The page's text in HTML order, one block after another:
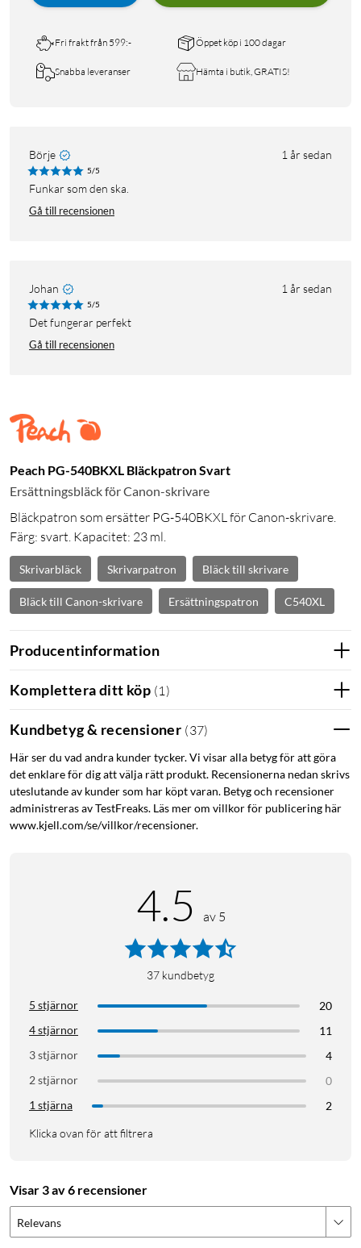
Fri frakt från 599:- Öppet köp i 100 dagar
Snabba leveranser Hämta i butik, GRATIS!
Börje 1 år sedan
5/5
Funkar som den ska.
Gå till recensionen
Johan 1 år sedan
5/5
Det fungerar perfekt
Gå till recensionen
Peach PG-540BKXL Bläckpatron Svart
Ersättningsbläck för Canon-skrivare
Bläckpatron som ersätter PG-540BKXL för Canon-skrivare.
Färg: svart. Kapacitet: 23 ml.
Skrivarbläck Skrivarpatron Bläck till skrivare
Bläck till Canon-skrivare Ersättningspatron C540XL
Producentinformation
Komplettera ditt köp (1 )
Kundbetyg & recensioner (37)
Här ser du vad andra kunder tycker. Vi visar alla betyg för att göra
det enklare för dig att välja rätt produkt. Recensionerna nedan skrivs
uteslutande av kunder som har köpt varan. Betyg och recensioner
administreras av TestFreaks. Läs mer om villkor för publicering här
www.kjell.com/se/villkor/recensioner.
4.5 av 5
37 kundbetyg
5 stjärnor
20
4 stjärnor
11
3 stjärnor
4
2 stjärnor
0
1 stjärna
2
Klicka ovan för att filtrera
Visar 3 av 6 recensioner
Relevans